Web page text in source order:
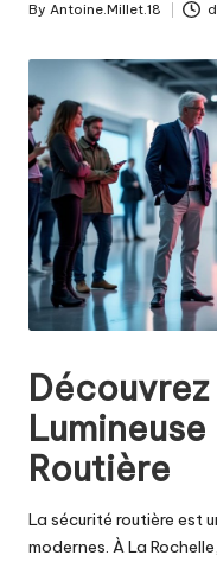
Posted
By Antoine.Millet.18
Découvrez
Routière
La sécurité routière est
modernes. À La